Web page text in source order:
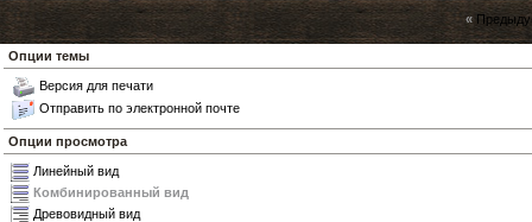
«
Опции темы
Версия для печати
Отправить по электронной почте
Опции просмотра
Линейный вид
Комбинированный вид
Древовидный вид